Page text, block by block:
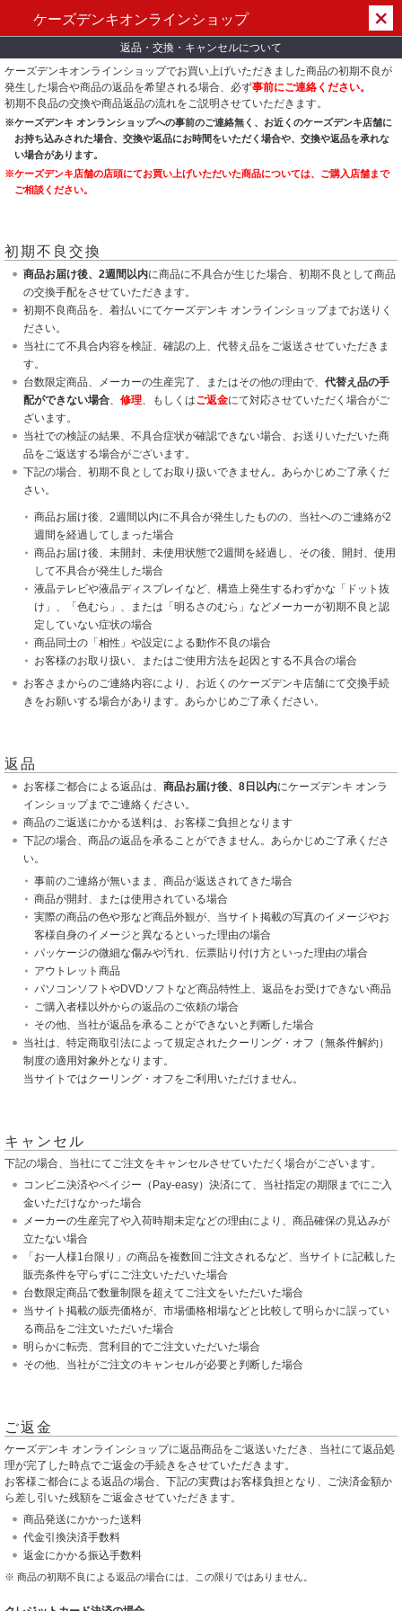
ケーズデンキオンラインショップ
返品・交換・キャンセルについて
ケーズデンキオンラインショップでお買い上げいただきました商品の初期不良が
発生した場合や商品の返品を希望される場合、必ず事前にご連絡ください。
初期不良品の交換や商品返品の流れをご説明させていただきます。
※ケーズデンキ オンランショップへの事前のご連絡無く、お近くのケーズデンキ店舗に
お持ち込みされた場合、交換や返品にお時間をいただく場合や、交換や返品を承れな
い場合があります。
※ケーズデンキ店舗の店頭にてお買い上げいただいた商品については、ご購入店舗まで
ご相談ください。
初期不良交換
商品お届け後、2週間以内に商品に不具合が生じた場合、初期不良として商品
の交換手配をさせていただきます。
初期不良商品を、着払いにてケーズデンキ オンラインショップまでお送りく
ださい。
当社にて不具合内容を検証、確認の上、代替え品をご返送させていただきま
す。
台数限定商品、メーカーの生産完了、またはその他の理由で、 代替え品の手
配ができない場合、 修理、もしくはご返金にて対応させていただく場合がご
ざいます。
当社での検証の結果、不具合症状が確認できない場合、お送りいただいた商
品をご返送する場合がございます。
下記の場合、初期不良としてお取り扱いできません。あらかじめご了承くだ
さい。
商品お届け後、2週間以内に不具合が発生したものの、当社へのご連絡が2
週間を経過してしまった場合
商品お届け後、未開封、未使用状態で2週間を経過し、その後、開封、使用
して不具合が発生した場合
液晶テレビや液晶ディスプレイなど、構造上発生するわずかな「ドット抜
け」、「色むら」、または「明るさのむら」などメーカーが初期不良と認
定していない症状の場合
商品同士の「相性」や設定による動作不良の場合
お客様のお取り扱い、またはご使用方法を起因とする不具合の場合
お客さまからのご連絡内容により、お近くのケーズデンキ店舗にて交換手続
きをお願いする場合があります。あらかじめご了承ください。
返品
お客様ご都合による返品は、 商品お届け後、8日以内にケーズデンキ オンラ
インショップまでご連絡ください。
商品のご返送にかかる送料は、お客様ご負担となります
下記の場合、商品の返品を承ることができません。あらかじめご了承くださ
い。
事前のご連絡が無いまま、商品が返送されてきた場合
商品が開封、または使用されている場合
実際の商品の色や形など商品外観が、当サイト掲載の写真のイメージやお
客様自身のイメージと異なるといった理由の場合
パッケージの微細な傷みや汚れ、伝票貼り付け方といった理由の場合
アウトレット商品
パソコンソフトやDVDソフトなど商品特性上、返品をお受けできない商品
ご購入者様以外からの返品のご依頼の場合
その他、当社が返品を承ることができないと判断した場合
当社は、特定商取引法によって規定されたクーリング・オフ（無条件解約）
制度の適用対象外となります。
当サイトではクーリング・オフをご利用いただけません。
キャンセル
下記の場合、当社にてご注文をキャンセルさせていただく場合がございます。
コンビニ決済やペイジー（Pay-easy）決済にて、当社指定の期限までにご入
金いただけなかった場合
メーカーの生産完了や入荷時期未定などの理由により、商品確保の見込みが
立たない場合
「お一人様1台限り」の商品を複数回ご注文されるなど、当サイトに記載した
販売条件を守らずにご注文いただいた場合
台数限定商品で数量制限を超えてご注文をいただいた場合
当サイト掲載の販売価格が、市場価格相場などと比較して明らかに誤ってい
る商品をご注文いただいた場合
明らかに転売、営利目的でご注文いただいた場合
その他、当社がご注文のキャンセルが必要と判断した場合
ご返金
ケーズデンキ オンラインショップに返品商品をご返送いただき、当社にて返品処
理が完了した時点でご返金の手続きをさせていただきます。
お客様ご都合による返品の場合、下記の実費はお客様負担となり、ご決済金額か
ら差し引いた残額をご返金させていただきます。
商品発送にかかった送料
代金引換決済手数料
返金にかかる振込手数料
※ 商品の初期不良による返品の場合には、この限りではありません。